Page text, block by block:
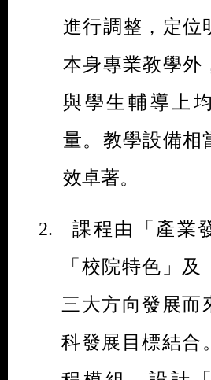
進行調整，定位
本身專業教學外
與學生輔導上
量。教學設備相
效卓著。
2.課程由「產業
「校院特色」及
三大方向發展而
科發展目標結合